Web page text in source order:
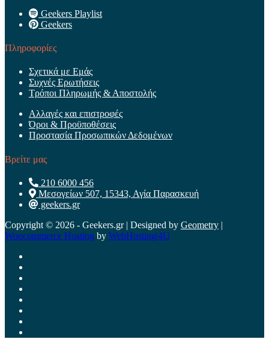
Geekers Playlist
Geekers
Πληροφορίες
Σχετικά με Εμάς
Συχνές Ερωτήσεις
Τρόποι Πληρωμής & Αποστολής
Αλλαγές και επιστροφές
Όροι & Προϋποθέσεις
Προστασία Προσωπικών Δεδομένων
Βρείτε μας
210 6000 456
Μεσογείων 507, 15343, Αγία Παρασκευή
geekers.gr
Copyright © 2026 - Geekers.gr | Designed by Geometry |
Woocommerce Hosting by WebHosting|4U